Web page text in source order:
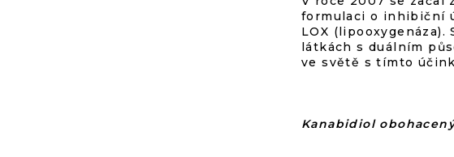
formulaci o inhibiční
LOX
látkách s duálním
ve světě s tímto
Kanabidiol